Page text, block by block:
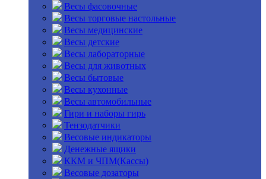
Весы фасовочные
Весы торговые настольные
Весы медицинские
Весы детские
Весы лабораторные
Весы для животных
Весы бытовые
Весы кухонные
Весы автомобильные
Гири и наборы гирь
Тензодатчики
Весовые индикаторы
Денежные ящики
ККМ и ЧПМ(Кассы)
Весовые дозаторы